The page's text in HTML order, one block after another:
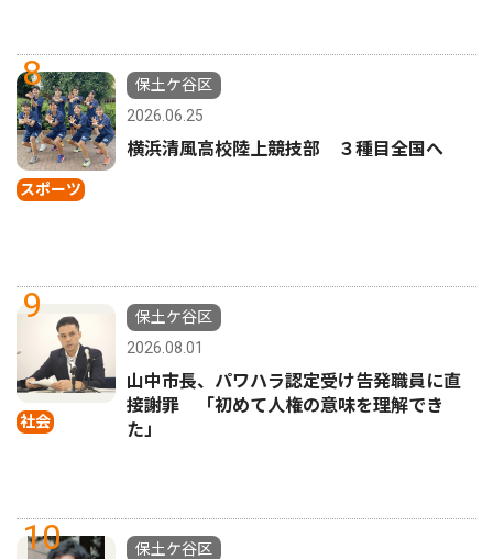
8
スポーツ
保土ケ谷区
2026.06.25
横浜清風高校陸上競技部 ３種目全国へ
9
社会
保土ケ谷区
2026.08.01
山中市長、パワハラ認定受け告発職員に直
接謝罪 「初めて人権の意味を理解でき
た」
10
保土ケ谷区